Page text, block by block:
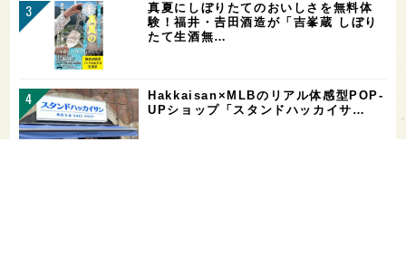
真夏にしぼりたてのおいしさを無料体
験！福井・𠮷田酒造が「吉峯蔵 しぼり
たて生酒無…
Hakkaisan×MLBのリアル体感型POP-
UPショップ「スタンドハッカイサ…